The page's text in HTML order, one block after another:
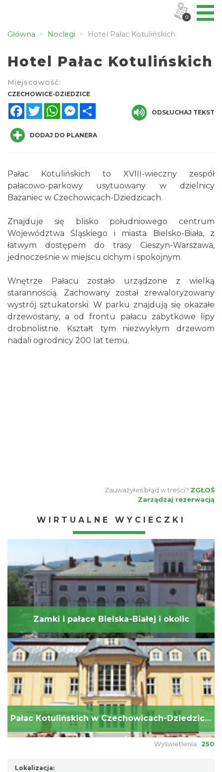
Główna Noclegi Hotel Pałac Kotulińskich
Hotel Pałac Kotulińskich
Miejscowość:
CZECHOWICE-DZIEDZICE
FacebookTwitterWhatsAppMessenger
ODSŁUCHAJ TEKST
DODAJ DO PLANERA
Pałac Kotulińskich to XVIII-wieczny zespół
pałacowo-parkowy usytuowany w dzielnicy
Bażaniec w Czechowicach-Dziedzicach.
Znajduje się blisko południowego centrum
Województwa Śląskiego i miasta Bielsko-Biała, z
łatwym dostępem do trasy Cieszyn-Warszawa,
jednocześnie w miejscu cichym i spokojnym.
Wnętrze Pałacu zostało urządzone z wielką
starannością. Zachowany został zrewaloryzowany
wystrój sztukatorski. W parku znajdują się okazałe
drzewostany, a od frontu pałacu zabytkowe lipy
drobnolistne. Kształt tym niezwykłym drzewom
nadali ogrodnicy 200 lat temu.
Zauważyłeś błąd w treści? ZGŁOŚ
Zarządzaj rezerwacją
WIRTUALNE WYCIECZKI
Zamki i pałace Bielska-Białej i okolic
Pałac Kotulińskich w Czechowicach-Dziedzicach
Wyświetlenia: 250
Lokalizacja:
0